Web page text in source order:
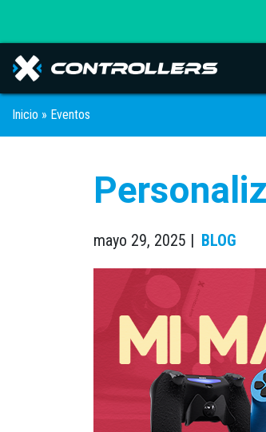
Inicio » Eventos
mayo 29, 2025 | BLOG